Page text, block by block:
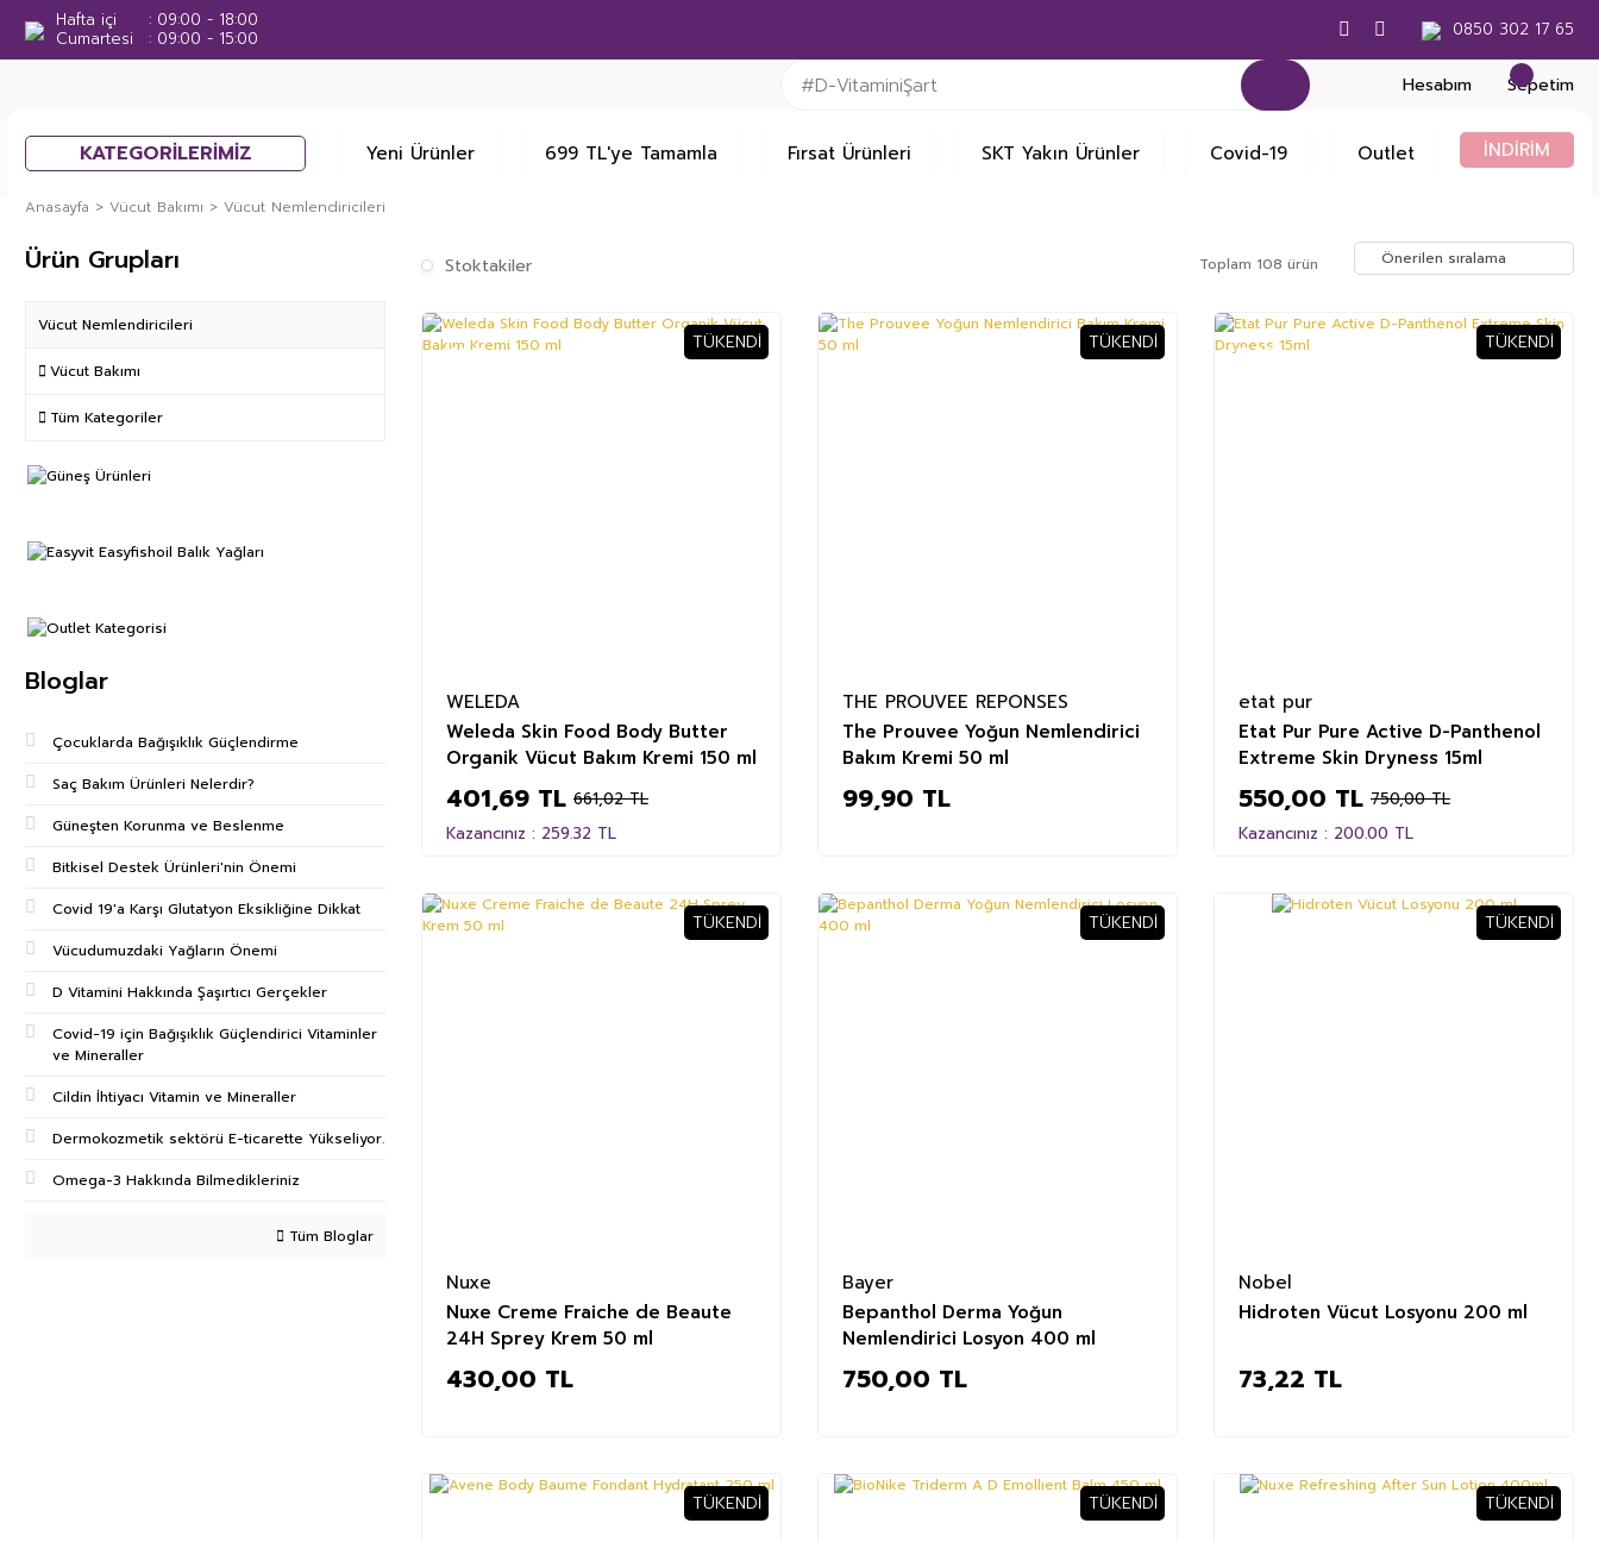
Hafta içi
09:00 - 18:00
Cumartesi
09:00 - 15:00 0850 302 17 65
Hesabım Sepetim
KATEGORİLERİMİZ Yeni Ürünler 699 TL'ye Tamamla Fırsat Ürünleri SKT Yakın Ürünler Covid-19 Outlet İNDİRİM
Anasayfa Vücut Bakımı Vücut Nemlendiricileri
Ürün Grupları
Vücut Nemlendiricileri
Vücut Bakımı
Tüm Kategoriler
Bloglar
Çocuklarda Bağışıklık Güçlendirme
Saç Bakım Ürünleri Nelerdir?
Güneşten Korunma ve Beslenme
Bitkisel Destek Ürünleri'nin Önemi
Covid 19'a Karşı Glutatyon Eksikliğine Dikkat
Vücudumuzdaki Yağların Önemi
D Vitamini Hakkında Şaşırtıcı Gerçekler
Covid-19 için Bağışıklık Güçlendirici Vitaminler
ve Mineraller
Cildin İhtiyacı Vitamin ve Mineraller
Dermokozmetik sektörü E-ticarette Yükseliyor.
Omega-3 Hakkında Bilmedikleriniz
Tüm Bloglar
Stoktakiler Toplam 108 ürün
%39 TÜKENDI
WELEDA
Weleda Skin Food Body Butter
Organik Vücut Bakım Kremi 150 ml
401,69 TL 661,02 TL
Kazancınız : 259.32 TL
TÜKENDI
THE PROUVEE REPONSES
The Prouvee Yoğun Nemlendirici
Bakım Kremi 50 ml
99,90 TL
%27 TÜKENDI
etat pur
Etat Pur Pure Active D-Panthenol
Extreme Skin Dryness 15ml
550,00 TL 750,00 TL
Kazancınız : 200.00 TL
TÜKENDI
Nuxe
Nuxe Creme Fraiche de Beaute
24H Sprey Krem 50 ml
430,00 TL
TÜKENDI
Bayer
Bepanthol Derma Yoğun
Nemlendirici Losyon 400 ml
750,00 TL
TÜKENDI
Nobel
Hidroten Vücut Losyonu 200 ml
73,22 TL
TÜKENDI TÜKENDI TÜKENDI